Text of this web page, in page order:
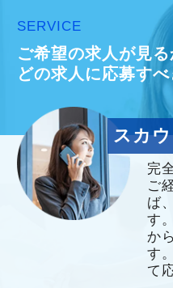
SERVICE
ご希望の求人が見
どの求人に応募す
スカ
完
ご
ば
す
か
す
て